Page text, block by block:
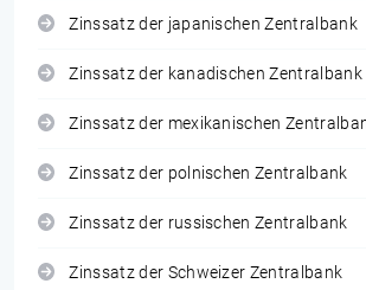
Zinssatz der japanischen Zentralbank
Zinssatz der kanadischen Zentralbank
Zinssatz der mexikanischen
Zinssatz der polnischen Zentralbank
Zinssatz der russischen Zentralbank
Zinssatz der Schweizer Zentralbank